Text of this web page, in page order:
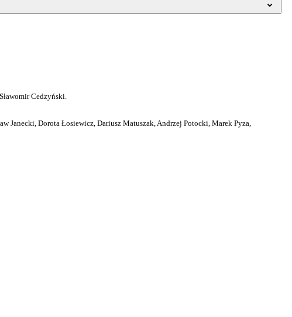
Cedzyński.
Janecki, Dorota Łosiewicz, Dariusz Matuszak, Andrzej Potocki, Marek Pyza,